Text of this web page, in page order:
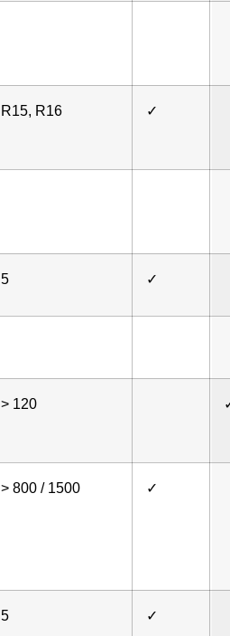
R15, R16 ✓
5 ✓
> 120
> 800 / 1500 ✓
5 ✓